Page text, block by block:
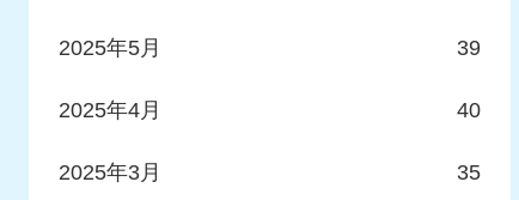
2025年5月 39
2025年4月 40
2025年3月 35